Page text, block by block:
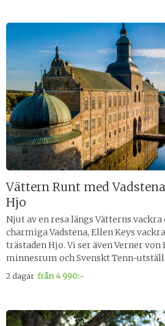
Vättern Runt med
Hjo
Njut av en resa längs Vätterns
charmiga Vadstena, Ellen Keys
trästaden Hjo. Vi ser även Verner von
minnesrum och Svenskt Tenn-
2 dagar från4 990:-